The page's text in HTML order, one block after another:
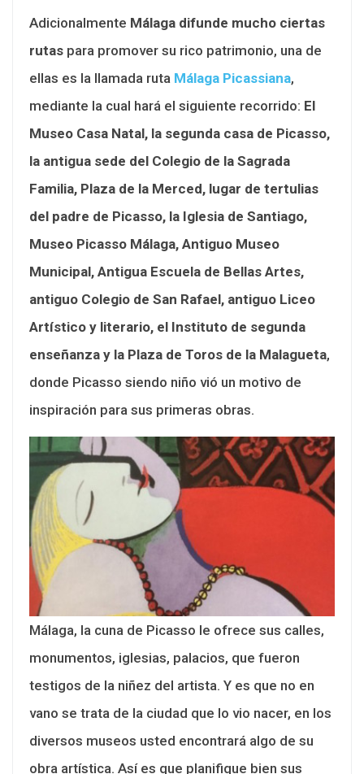
Adicionalmente Málaga difunde mucho ciertas
rutas para promover su rico patrimonio, una de
ellas es la llamada ruta Málaga Picassiana,
mediante la cual hará el siguiente recorrido: El
Museo Casa Natal, la segunda casa de Picasso,
la antigua sede del Colegio de la Sagrada
Familia, Plaza de la Merced, lugar de tertulias
del padre de Picasso, la Iglesia de Santiago,
Museo Picasso Málaga, Antiguo Museo
Municipal, Antigua Escuela de Bellas Artes,
antiguo Colegio de San Rafael, antiguo Liceo
Artístico y literario, el Instituto de segunda
enseñanza y la Plaza de Toros de la Malagueta,
donde Picasso siendo niño vió un motivo de
inspiración para sus primeras obras.
Málaga, la cuna de Picasso le ofrece sus calles,
monumentos, iglesias, palacios, que fueron
testigos de la niñez del artista. Y es que no en
vano se trata de la ciudad que lo vio nacer, en los
diversos museos usted encontrará algo de su
obra artística. Así es que planifique bien sus